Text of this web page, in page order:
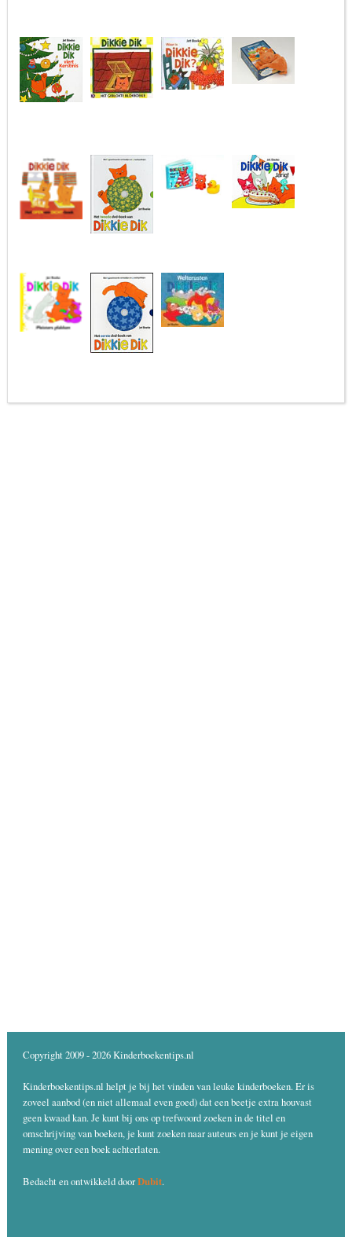
Copyright 2009 - 2026 Kinderboekentips.nl
Kinderboekentips.nl helpt je bij het vinden van leuke kinderboeken. Er is
zoveel aanbod (en niet allemaal even goed) dat een beetje extra houvast
geen kwaad kan. Je kunt bij ons op trefwoord zoeken in de titel en
omschrijving van boeken, je kunt zoeken naar auteurs en je kunt je eigen
mening over een boek achterlaten.
Bedacht en ontwikkeld doorDubit.